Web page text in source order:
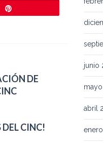
DE
DEL CINC!
junio
abril